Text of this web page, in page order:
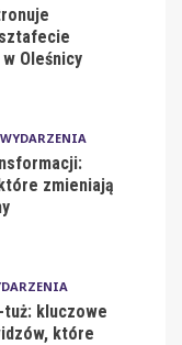
Oleśnicy
WYDARZENIA
zmieniają
kluczowe
które